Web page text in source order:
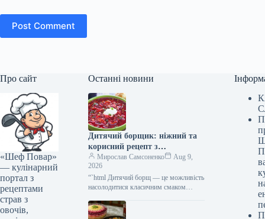
Post Comment
Про сайт
«Шеф Повар»
— кулінарний
портал з
рецептами
страв з
овочів,
Останні новини
Дитячий борщик: ніжний та
корисний рецепт з
покроковими фото
Мирослав Самсоненко
Aug 9,
2026
“`html Дитячий борщ — це можливість
насолодитися класичним смаком
для чутливого шлунка. Ми
прибираємо гострі…